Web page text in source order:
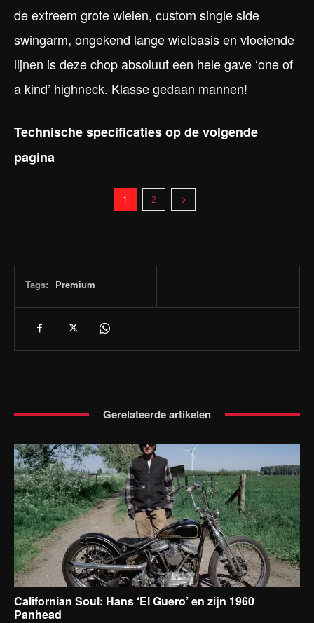
de extreem grote wielen, custom single side
swingarm, ongekend lange wielbasis en vloeiende
lijnen is deze chop absoluut een hele gave ‘one of
a kind’ highneck. Klasse gedaan mannen!
Technische specificaties op de volgende
pagina
1 2
Tags: Premium
Gerelateerde artikelen
Californian Soul: Hans ‘El Guero’ en zijn 1960
Panhead